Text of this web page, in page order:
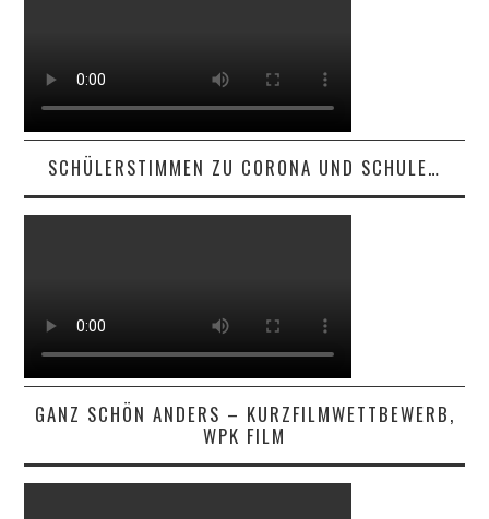
SCHÜLERSTIMMEN ZU CORONA UND SCHULE…
GANZ SCHÖN ANDERS – KURZFILMWETTBEWERB,
WPK FILM